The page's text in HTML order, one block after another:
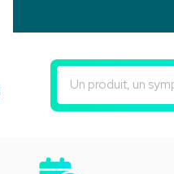
Pharmacie du Rond Point